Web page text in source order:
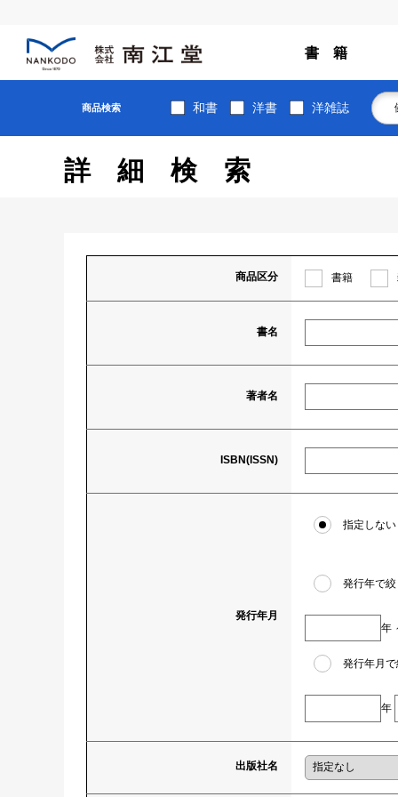
書 籍
商品検索 和書 洋書 洋雑誌
詳細検索
商品区分 書籍
書名
著者名
ISBN(ISSN)
発行年月
指定しない
発行年で
年
発行年月
年
出版社名